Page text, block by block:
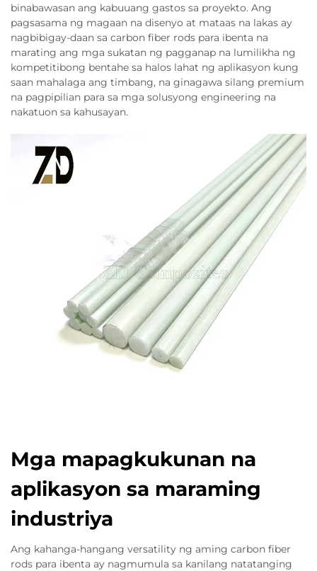
binabawasan ang kabuuang gastos sa proyekto. Ang
pagsasama ng magaan na disenyo at mataas na lakas ay
nagbibigay-daan sa carbon fiber rods para ibenta na
marating ang mga sukatan ng pagganap na lumilikha ng
kompetitibong bentahe sa halos lahat ng aplikasyon kung
saan mahalaga ang timbang, na ginagawa silang premium
na pagpipilian para sa mga solusyong engineering na
nakatuon sa kahusayan.
Mga mapagkukunan na
aplikasyon sa maraming
industriya
Ang kahanga-hangang versatility ng aming carbon fiber
rods para ibenta ay nagmumula sa kanilang natatanging